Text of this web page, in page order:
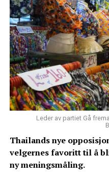
Leder av partiet Gå
Thailands nye
velgernes favoritt til å
ny meningsmåling.